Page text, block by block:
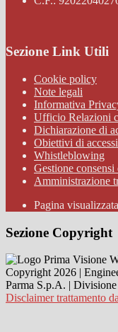
Sezione Link Utili
Cookie policy
Note legali
Informativa
Ufficio Relazioni
Dichiarazione di
Obiettivi di
Whistleblowing
Gestione
Amministrazione
Pagina visualizzata
Sezione Copyright
Copyright 2026 |
Parma S.p.A. |
Disclaimer trattamento